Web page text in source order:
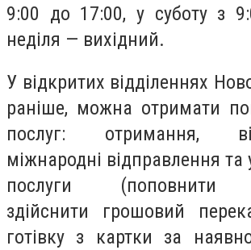
9:00 до 17:00, у суботу з
неділя — вихідний.
У відкритих відділеннях
раніше, можна отримати
послуг: отримання,
міжнародні відправлення та
послуги (поповнити
здійснити грошовий
готівку з картки за